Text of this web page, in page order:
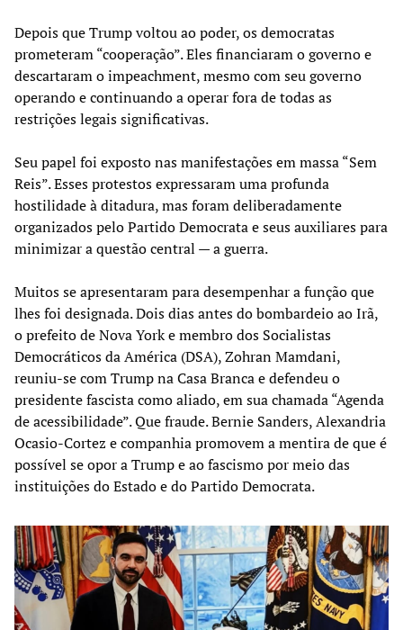
Depois que Trump voltou ao poder, os democratas
prometeram “cooperação”. Eles financiaram o governo e
descartaram o impeachment, mesmo com seu governo
operando e continuando a operar fora de todas as
restrições legais significativas.
Seu papel foi exposto nas manifestações em massa “Sem
Reis”. Esses protestos expressaram uma profunda
hostilidade à ditadura, mas foram deliberadamente
organizados pelo Partido Democrata e seus auxiliares para
minimizar a questão central — a guerra.
Muitos se apresentaram para desempenhar a função que
lhes foi designada. Dois dias antes do bombardeio ao Irã,
o prefeito de Nova York e membro dos Socialistas
Democráticos da América (DSA), Zohran Mamdani,
reuniu-se com Trump na Casa Branca e defendeu o
presidente fascista como aliado, em sua chamada “Agenda
de acessibilidade”. Que fraude. Bernie Sanders, Alexandria
Ocasio-Cortez e companhia promovem a mentira de que é
possível se opor a Trump e ao fascismo por meio das
instituições do Estado e do Partido Democrata.